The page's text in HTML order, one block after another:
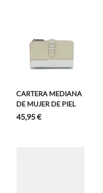
CARTERA MEDIANA
DE MUJER DE PIEL
45,95€